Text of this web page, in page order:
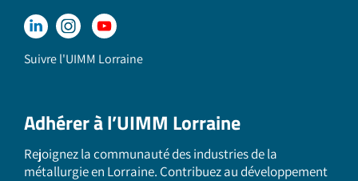
Suivre l'UIMM Lorraine
Adhérer à l’UIMM Lorraine
Rejoignez la communauté des industries de la
métallurgie en Lorraine. Contribuez au développement